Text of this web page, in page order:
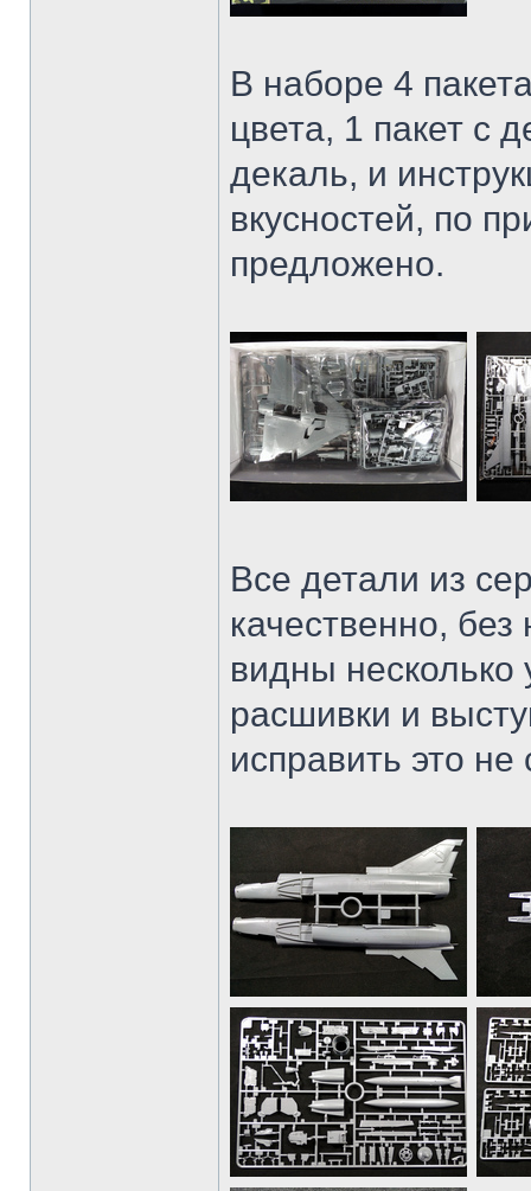
В наборе 4
цвета, 1 пакет с
декаль, и
вкусностей, по
предложено.
Все детали из
качественно,
видны несколько
расшивки и
исправить это не